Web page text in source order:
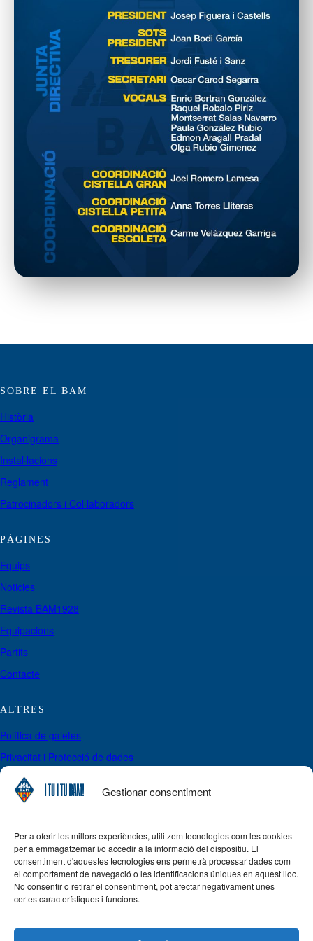
Gestionar consentiment
Per a oferir les millors experiències, utilitzem tecnologies com les cookies
per a emmagatzemar i/o accedir a la informació del dispositiu. El
consentiment d'aquestes tecnologies ens permetrà processar dades com
el comportament de navegació o les identificacions úniques en aquest lloc.
No consentir o retirar el consentiment, pot afectar negativament unes
certes característiques i funcions.
SOBRE EL BAM
Història
Organigrama
Instal·lacions
Reglament
Patrocinadors i Col·laboradors
PÀGINES
Equips
Noticies
Revista BAM1928
Equipacions
Partits
Contacte
ALTRES
Política de galetes
Privacitat i Protecció de dades
Política de pagaments, cancel·lacions i reemborsaments
Avís legal
SIGUES DE L’EQUIP
No perdis l’oportunitat de formar part de la història del BAM!
Inscriu-te